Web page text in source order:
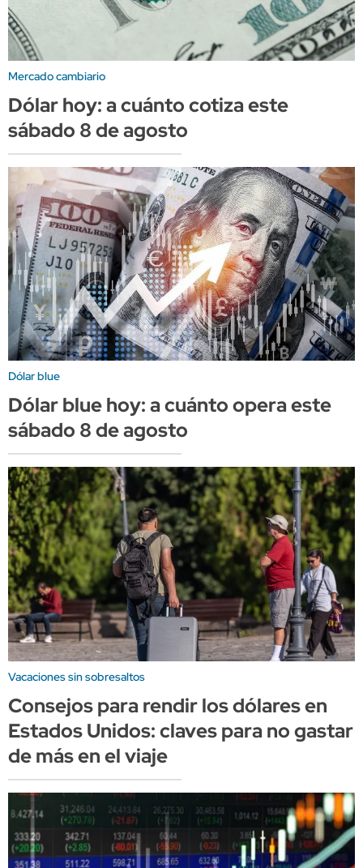
Mercado cambiario
Dólar hoy: a cuánto cotiza este
sábado 8 de agosto
Dólar blue
Dólar blue hoy: a cuánto opera este
sábado 8 de agosto
Vacaciones sin sobresaltos
Consejos para rendir los dólares en
Estados Unidos: claves para no gastar
de más en el viaje